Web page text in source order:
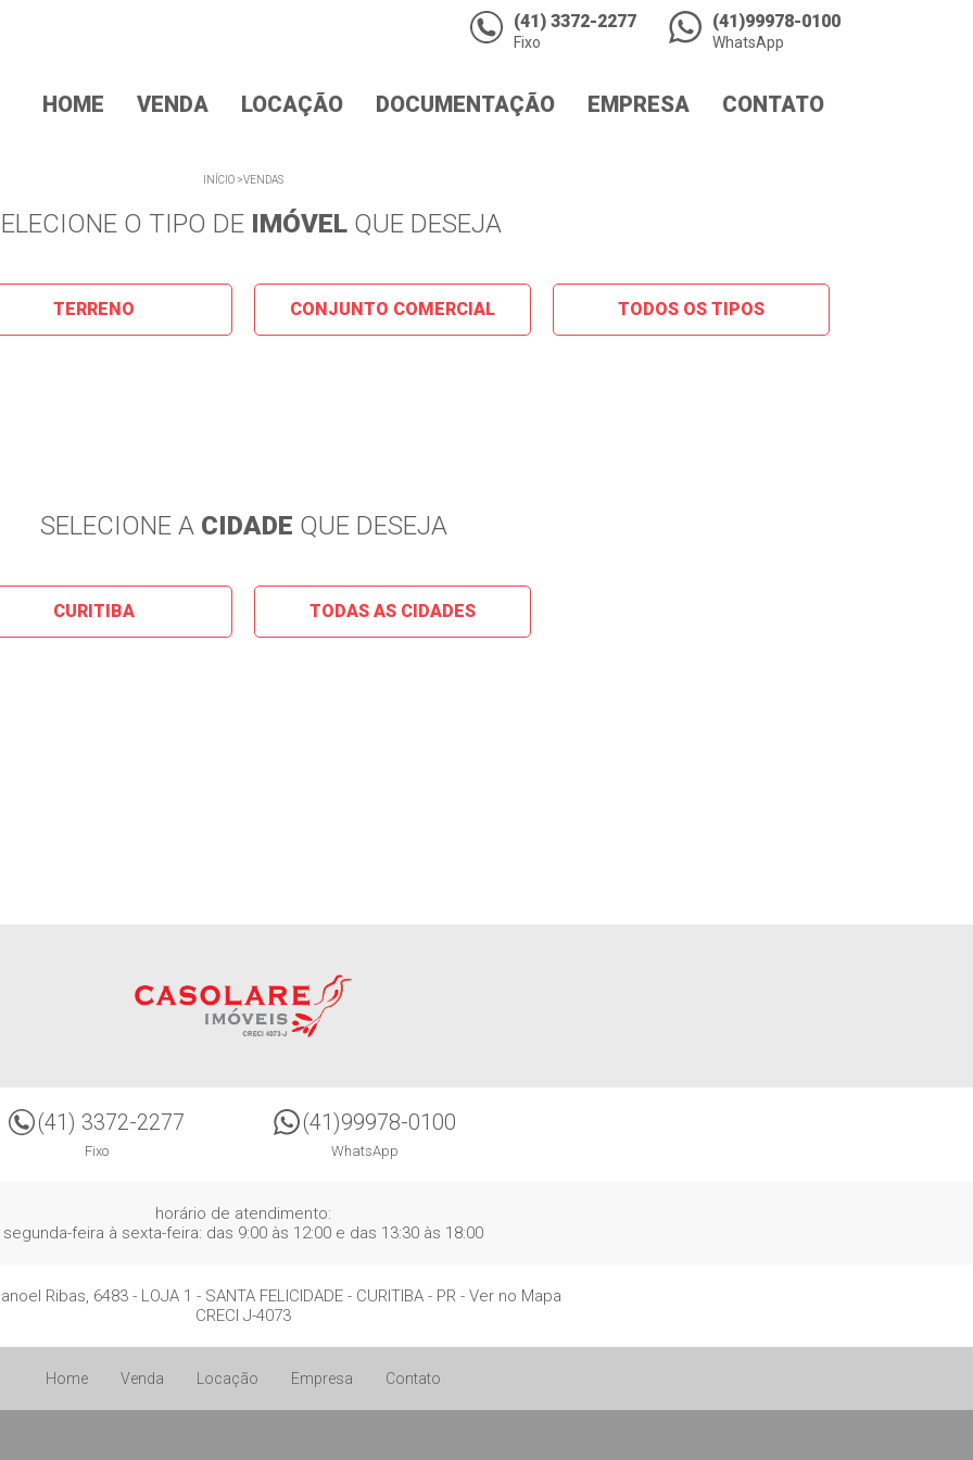
(41) 3372-2277
Fixo
(41)99978-0100
WhatsApp
HOME VENDA LOCAÇÃO DOCUMENTAÇÃO EMPRESA CONTATO
INÍCIO >VENDAS
O TIPO DE IMÓVELQUE DESEJA
TERRENO CONJUNTO COMERCIAL TODOS OS TIPOS
SELECIONE A CIDADE QUE DESEJA
CURITIBA TODAS AS CIDADES
(41) 3372-2277
Fixo
(41)99978-0100
WhatsApp
horário de atendimento:
segunda-feira à sexta-feira: das 9:00 às 12:00 e das 13:30 às 18:00
Ribas, 6483 - LOJA 1 - SANTA FELICIDADE - CURITIBA- PR- Ver no Mapa
CRECI J-4073
Home Venda Locação Empresa Contato